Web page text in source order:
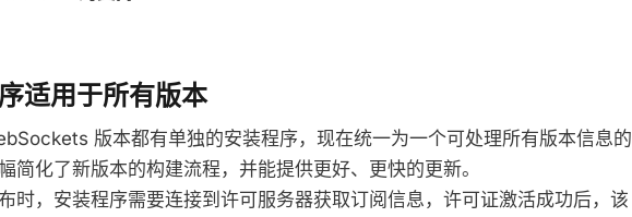
适用于所有版本
版本都有单独的安装程序，现在统一为一个可处理所有版本信息的
简化了新版本的构建流程，并能提供更好、更快的更新。
时，安装程序需要连接到许可服务器获取订阅信息，许可证激活成功后，该